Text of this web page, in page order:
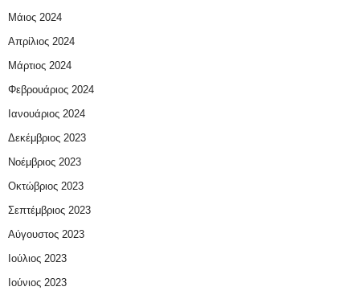
Μάιος 2024
Απρίλιος 2024
Μάρτιος 2024
Φεβρουάριος 2024
Ιανουάριος 2024
Δεκέμβριος 2023
Νοέμβριος 2023
Οκτώβριος 2023
Σεπτέμβριος 2023
Αύγουστος 2023
Ιούλιος 2023
Ιούνιος 2023